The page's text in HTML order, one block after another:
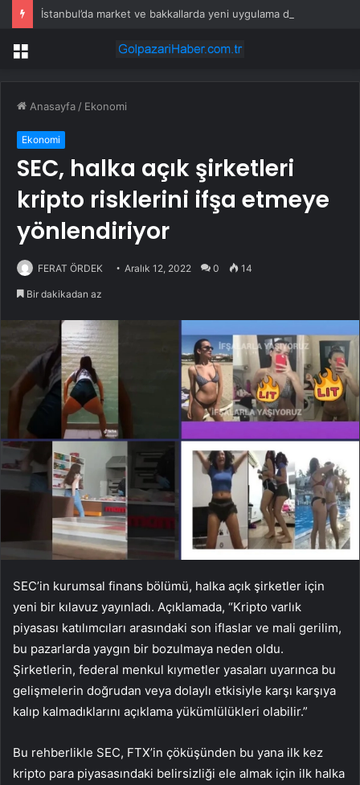
Menü
Anasayfa / Ekonomi
Ekonomi
SEC, halka açık şirketleri
kripto risklerini ifşa etmeye
yönlendiriyor
FERAT ÖRDEK Aralık 12, 2022 0 14
Bir dakikadan az
SEC’in kurumsal finans bölümü, halka açık şirketler için
yeni bir kılavuz yayınladı. Açıklamada, “Kripto varlık
piyasası katılımcıları arasındaki son iflaslar ve mali gerilim,
bu pazarlarda yaygın bir bozulmaya neden oldu.
Şirketlerin, federal menkul kıymetler yasaları uyarınca bu
gelişmelerin doğrudan veya dolaylı etkisiyle karşı karşıya
kalıp kalmadıklarını açıklama yükümlülükleri olabilir.”
Bu rehberlikle SEC, FTX’in çöküşünden bu yana ilk kez
kripto para piyasasındaki belirsizliği ele almak için ilk halka